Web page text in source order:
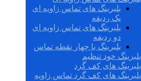
بلبرینگ های تماس زاویه ای
یک ردیفه
بلبرینگ های تماس زاویه ای
دو ردیفه
بلبرینگ با چهار نقطه تماس
بلبرینگ خود تنظیم
بلبرینگ های کف گرد
بلبرینگ های کف گرد تماس زاویه